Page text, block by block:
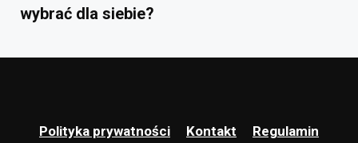
wybrać dla siebie?
Polityka prywatności Kontakt Regulamin